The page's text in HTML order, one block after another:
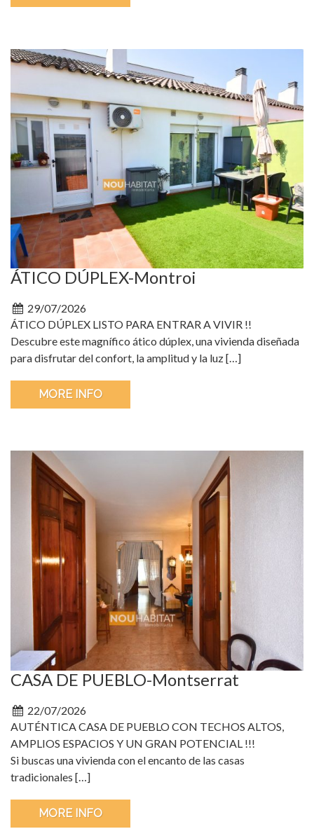
ÁTICO DÚPLEX-Montroi
29/07/2026
ÁTICO DÚPLEX LISTO PARA ENTRAR A VIVIR !!
Descubre este magnífico ático dúplex, una vivienda diseñada
para disfrutar del confort, la amplitud y la luz […]
MORE INFO
CASA DE PUEBLO-Montserrat
22/07/2026
AUTÉNTICA CASA DE PUEBLO CON TECHOS ALTOS,
AMPLIOS ESPACIOS Y UN GRAN POTENCIAL !!!
Si buscas una vivienda con el encanto de las casas
tradicionales […]
MORE INFO